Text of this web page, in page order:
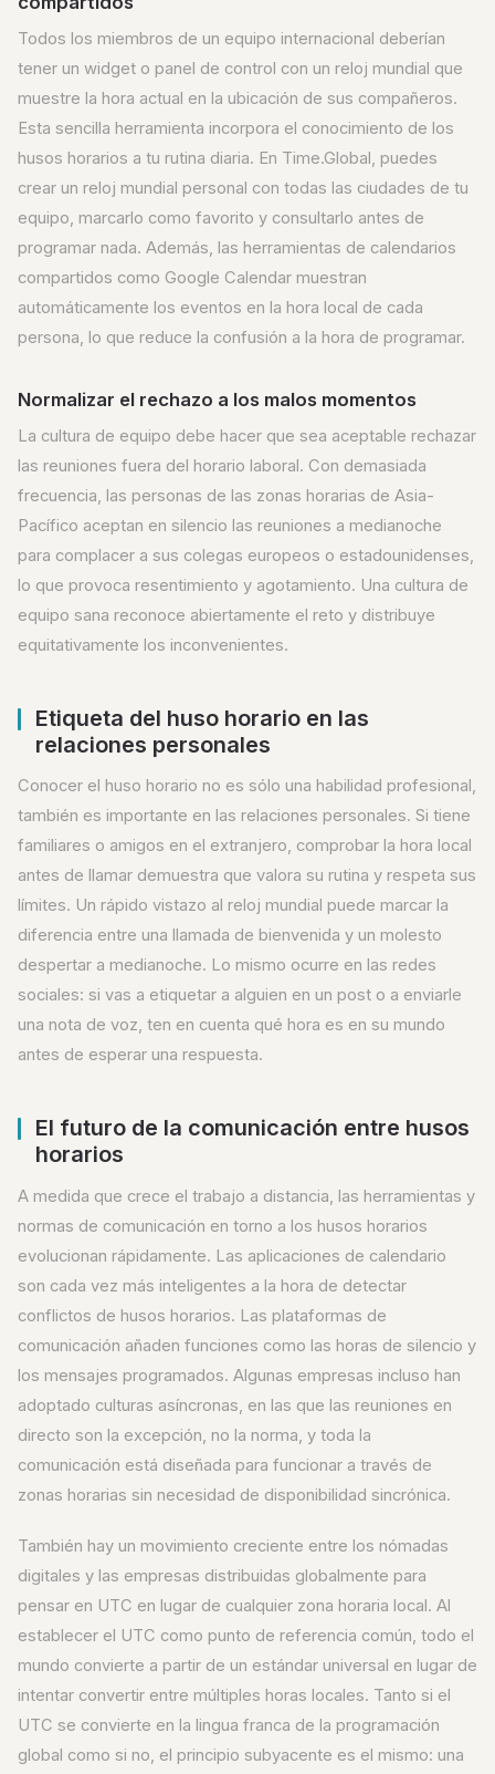
Todos los miembros de un equipo internacional deberían
tener un widget o panel de control con un reloj mundial que
muestre la hora actual en la ubicación de sus compañeros.
Esta sencilla herramienta incorpora el conocimiento de los
husos horarios a tu rutina diaria. En Time.Global, puedes
crear un reloj mundial personal con todas las ciudades de tu
equipo, marcarlo como favorito y consultarlo antes de
programar nada. Además, las herramientas de calendarios
compartidos como Google Calendar muestran
automáticamente los eventos en la hora local de cada
persona, lo que reduce la confusión a la hora de programar.
Normalizar el rechazo a los malos momentos
La cultura de equipo debe hacer que sea aceptable rechazar
las reuniones fuera del horario laboral. Con demasiada
frecuencia, las personas de las zonas horarias de Asia-
Pacífico aceptan en silencio las reuniones a medianoche
para complacer a sus colegas europeos o estadounidenses,
lo que provoca resentimiento y agotamiento. Una cultura de
equipo sana reconoce abiertamente el reto y distribuye
equitativamente los inconvenientes.
Etiqueta del huso horario en las
relaciones personales
Conocer el huso horario no es sólo una habilidad profesional,
también es importante en las relaciones personales. Si tiene
familiares o amigos en el extranjero, comprobar la hora local
antes de llamar demuestra que valora su rutina y respeta sus
límites. Un rápido vistazo al reloj mundial puede marcar la
diferencia entre una llamada de bienvenida y un molesto
despertar a medianoche. Lo mismo ocurre en las redes
sociales: si vas a etiquetar a alguien en un post o a enviarle
una nota de voz, ten en cuenta qué hora es en su mundo
antes de esperar una respuesta.
El futuro de la comunicación entre husos
horarios
A medida que crece el trabajo a distancia, las herramientas y
normas de comunicación en torno a los husos horarios
evolucionan rápidamente. Las aplicaciones de calendario
son cada vez más inteligentes a la hora de detectar
conflictos de husos horarios. Las plataformas de
comunicación añaden funciones como las horas de silencio y
los mensajes programados. Algunas empresas incluso han
adoptado culturas asíncronas, en las que las reuniones en
directo son la excepción, no la norma, y toda la
comunicación está diseñada para funcionar a través de
zonas horarias sin necesidad de disponibilidad sincrónica.
También hay un movimiento creciente entre los nómadas
digitales y las empresas distribuidas globalmente para
pensar en UTC en lugar de cualquier zona horaria local. Al
establecer el UTC como punto de referencia común, todo el
mundo convierte a partir de un estándar universal en lugar de
intentar convertir entre múltiples horas locales. Tanto si el
UTC se convierte en la lingua franca de la programación
global como si no, el principio subyacente es el mismo: una